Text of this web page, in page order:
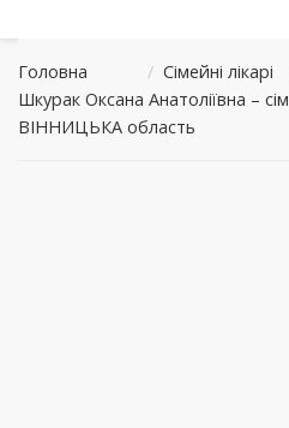
Головна / Сімейні лікарі
Шкурак Оксана Анатоліївна –
ВІННИЦЬКА область